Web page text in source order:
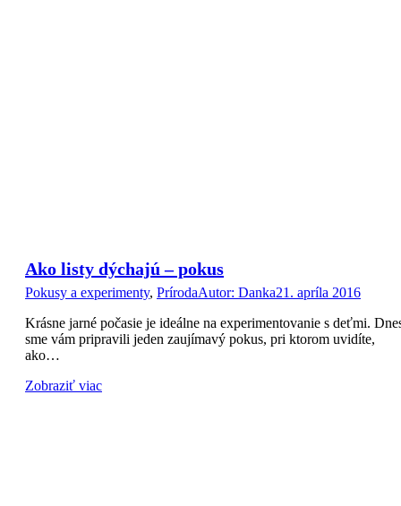
Ako listy dýchajú – pokus
Pokusy a experimenty, PrírodaAutor: Danka21. apríla 2016
Krásne jarné počasie je ideálne na experimentovanie s deťmi.
sme vám pripravili jeden zaujímavý pokus, pri ktorom uvidíte,
ako…
Zobraziť viac